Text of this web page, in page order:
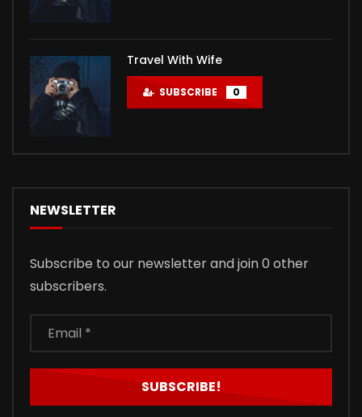
Travel With Wife
SUBSCRIBE 0
NEWSLETTER
Subscribe to our newsletter and join 0 other
subscribers.